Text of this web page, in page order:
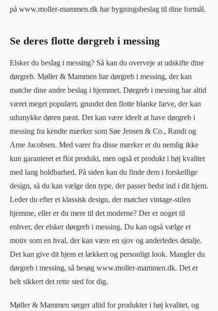
på www.moller-mammen.dk har bygningsbeslag til dine formål.
Se deres flotte dørgreb i messing
Elsker du beslag i messing? Så kan du overveje at udskifte dine
dørgreb. Møller & Mammen har dørgreb i messing, der kan
matche dine andre beslag i hjemmet. Dørgreb i messing har altid
været meget populært, grundet den flotte blanke farve, der kan
udsmykke døren pænt. Det kan være ideelt at have dørgreb i
messing fra kendte mærker som Søe Jensen & Co., Randi og
Arne Jacobsen. Med varer fra disse mærker er du nemlig ikke
kun garanteret et flot produkt, men også et produkt i høj kvalitet
med lang holdbarhed. På siden kan du finde dem i forskellige
design, så du kan vælge den type, der passer bedst ind i dit hjem.
Leder du efter et klassisk design, der matcher vintage-stilen
hjemme, eller er du mere til det moderne? Der er noget til
enhver, der elsker dørgreb i messing. Du kan også vælge et
motiv som en hval, der kan være en sjov og anderledes detalje.
Det kan give dit hjem et lækkert og personligt look. Mangler du
dørgreb i messing, så besøg www.moller-mammen.dk. Det er
helt sikkert det rette sted for dig.
Møller & Mammen sørger altid for produkter i høj kvalitet, og